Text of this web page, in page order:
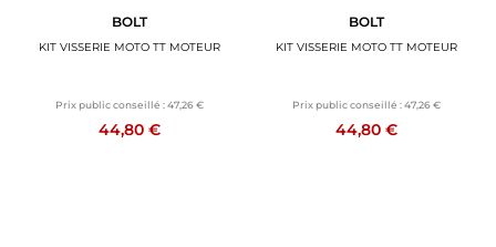
BOLT
KIT VISSERIE MOTO TT MOTEUR
Prix public conseillé :47,26 €
44,80 €
BOLT
KIT VISSERIE MOTO TT MOTEUR
Prix public conseillé :47,26 €
44,80 €